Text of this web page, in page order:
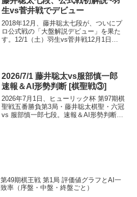
生vs菅井戦でデビュー
2018年12月、藤井聡太七段が、ついにプ
ロ公式戦の「大盤解説デビュー」を果た
す。12/1（土）羽生vs菅井戦12月1日
デビュー...
2026/7/1 藤井聡太vs服部慎一郎
速報＆AI形勢判断 [棋聖戦③]
2026年7月1日、ヒューリック杯 第97期棋
聖戦五番勝負第3局・藤井聡太棋聖・六冠
vs 服部慎一郎七段。速報＆AI形勢判断。
第49期棋王戦 第1局 評価値グラフとAI一
致率（序盤・中盤・終盤ごと）